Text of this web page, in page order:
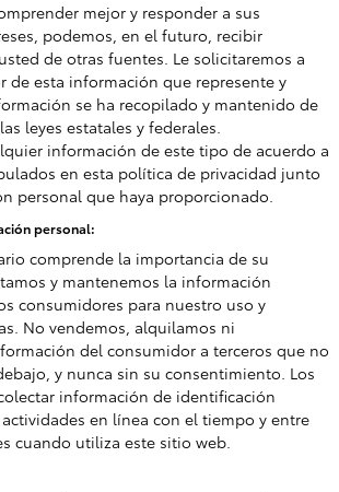
mejor y responder a sus
podemos, en el futuro, recibir
de otras fuentes. Le solicitaremos a
de esta información que represente y
se ha recopilado y mantenido de
leyes estatales y federales.
información de este tipo de acuerdo a
en esta política de privacidad junto
personal que haya proporcionado.
personal:
comprende la importancia de su
y mantenemos la información
consumidores para nuestro uso y
No vendemos, alquilamos ni
del consumidor a terceros que no
y nunca sin su consentimiento. Los
información de identificación
en línea con el tiempo y entre
cuando utiliza este sitio web.